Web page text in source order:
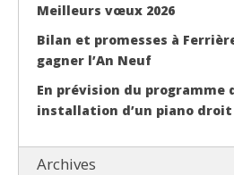
Meilleurs vœux 2026
Bilan et promesses à
gagner l’An Neuf
En prévision du programme
installation d’un piano droit
Archives